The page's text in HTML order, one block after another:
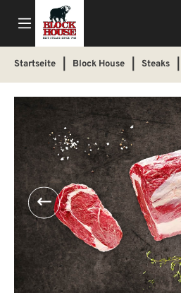
Startseite Block House Steaks
Bildergalerie überspringen